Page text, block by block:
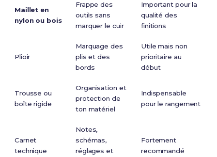
Maillet en
nylon ou bois
Frappe des
outils sans
marquer le cuir
Important pour la
qualité des
finitions
Plioir
Marquage des
plis et des
bords
Utile mais non
prioritaire au
début
Trousse ou
boîte rigide
Organisation et
protection de
ton matériel
Indispensable
pour le rangement
Carnet
technique
Notes,
schémas,
réglages et
Fortement
recommandé